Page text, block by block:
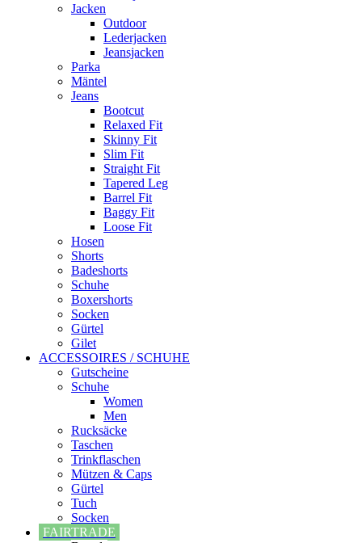
Jacken
Outdoor
Lederjacken
Jeansjacken
Parka
Mäntel
Jeans
Bootcut
Relaxed Fit
Skinny Fit
Slim Fit
Straight Fit
Tapered Leg
Barrel Fit
Baggy Fit
Loose Fit
Hosen
Shorts
Badeshorts
Schuhe
Boxershorts
Socken
Gürtel
Gilet
ACCESSOIRES / SCHUHE
Gutscheine
Schuhe
Women
Men
Rucksäcke
Taschen
Trinkflaschen
Mützen & Caps
Gürtel
Tuch
Socken
FAIRTRADE